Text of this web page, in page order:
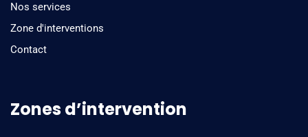
Nos services
Zone d'interventions
Contact
Zones d’intervention